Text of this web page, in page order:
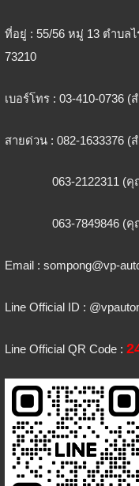
ที่อยู่ : 55/56 หมู่ 13 ตำบล
73210
เบอร์โทร : 03-410-0736 (
สายด่วน : 082-1633376 (
063-2122311 (คุณ
063-7849846 (คุณ
Email : sompong@vp-
Line Official ID :
Line Official QR Code :